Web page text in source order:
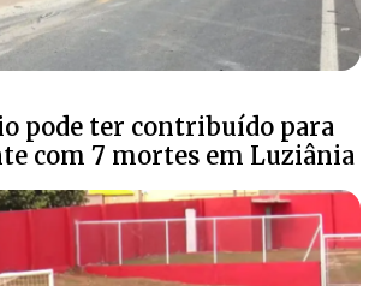
pode ter contribuído para
com 7 mortes em Luziânia